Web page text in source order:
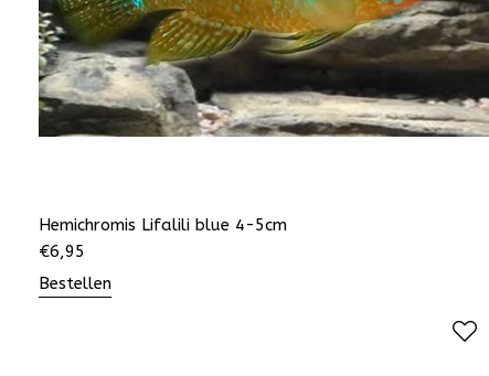
Hemichromis Lifalili blue 4-5cm
€6,95
Bestellen